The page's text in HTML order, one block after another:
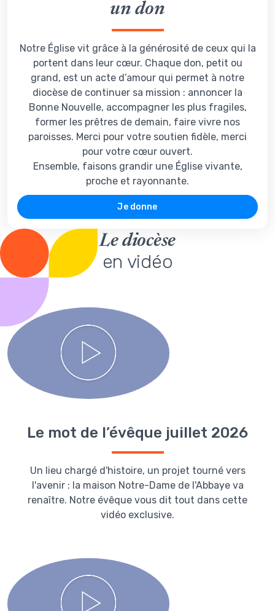
un don
Notre Église vit grâce à la générosité de ceux qui la
portent dans leur cœur. Chaque don, petit ou
grand, est un acte d’amour qui permet à notre
diocèse de continuer sa mission : annoncer la
Bonne Nouvelle, accompagner les plus fragiles,
former les prêtres de demain, faire vivre nos
paroisses. Merci pour votre soutien fidèle, merci
pour votre cœur ouvert.
Ensemble, faisons grandir une Église vivante,
proche et rayonnante.
Je donne
Le diocèse
en vidéo
Le mot de l’évêque juillet 2026
Un lieu chargé d'histoire, un projet tourné vers
l'avenir : la maison Notre-Dame de l'Abbaye va
renaître. Notre évêque vous dit tout dans cette
vidéo exclusive.